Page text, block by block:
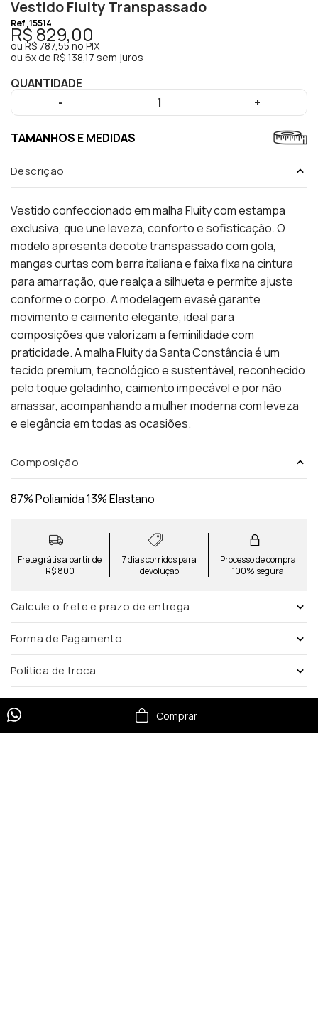
Vestido Fluity Transpassado
Ref 15514
R$ 829,00
ou R$ 787,55 no PIX
ou 6x de R$ 138,17 sem juros
QUANTIDADE
-
1 +
TAMANHOS E MEDIDAS
Descrição
Vestido confeccionado em malha Fluity com estampa
exclusiva, que une leveza, conforto e sofisticação. O
modelo apresenta decote transpassado com gola,
mangas curtas com barra italiana e faixa fixa na cintura
para amarração, que realça a silhueta e permite ajuste
conforme o corpo. A modelagem evasê garante
movimento e caimento elegante, ideal para
composições que valorizam a feminilidade com
praticidade. A malha Fluity da Santa Constância é um
tecido premium, tecnológico e sustentável, reconhecido
pelo toque geladinho, caimento impecável e por não
amassar, acompanhando a mulher moderna com leveza
e elegância em todas as ocasiões.
Composição
87% Poliamida 13% Elastano
Frete grátis a partir de
R$ 800
7 dias corridos para
devolução
Processo de compra
100% segura
Calcule o frete e prazo de entrega
Forma de Pagamento
Política de troca
Comprar